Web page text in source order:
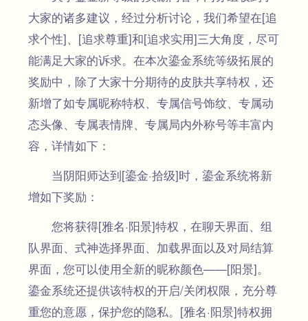
大家的诸多建议，经过分析讨论，我们希望在[追
求个性]、[追求尊重]和[追求实用]三大角度，尽可
能满足大家的诉求。在本次鎏金系统等级拓展的
奖励中，除了大家十分期待的皮肤共享特权，还
新增了如专属昵称特权、专属信号饰纹、专属动
态头像、专属表情牌、专属局内外称号等丰富内
容，详情如下：
当阴阳师达到[鎏金·拾级]时，鎏金系统将新
增如下奖励：
您将获得[雅名·阳景]特权，在聊天界面、组
队界面、式神选择界面、加载界面以及对局结算
界面，您可以使用全新的昵称颜色——[阳景]。
鎏金系统还提供该特权的开启/关闭权限，充分尊
重您的意愿，保护您的隐私。[雅名·阳景]特权拥